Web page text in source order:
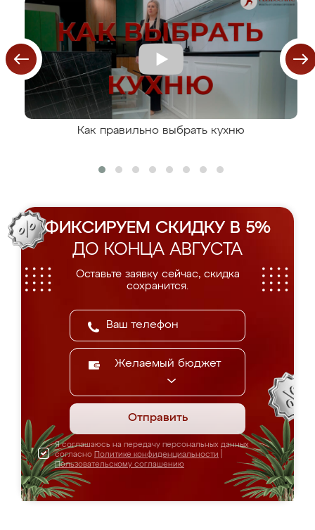
Как правильно выбрать кухню
ФИКСИРУЕМ СКИДКУ В 5%
ДО КОНЦА АВГУСТА
Оставьте заявку сейчас, скидка
сохранится.
Желаемый бюджет
Отправить
Я соглашаюсь на передачу персональных данных
согласно Политике конфиденциальности
Пользовательскому соглашению